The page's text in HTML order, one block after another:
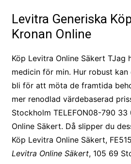
Levitra Generiska
Kronan Online
Köp Levitra Online Säkert TJag
medicin för min. Hur robust kan
bli för att möta de framtida
mer renodlad värdebaserad
Stockholm TELEFON08-790 33
Online Säkert. Då slipper du
Köp Levitra Online Säkert,
Levitra Online Säkert, 105 69